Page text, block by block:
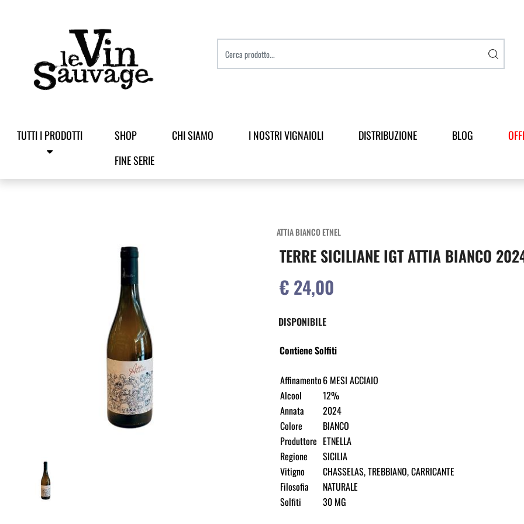
TUTTI I PRODOTTI SHOP CHI SIAMO I NOSTRI VIGNAIOLI DISTRIBUZIONE BLOG
FINE SERIE
ATTIA BIANCO ETNEL
TERRE SICILIANE IGT ATTIA BIANCO
€ 24,00
DISPONIBILE
Contiene Solfiti
Affinamento6 MESI ACCIAIO
Alcool
12%
Annata
2024
Colore
BIANCO
Produttore ETNELLA
Regione
SICILIA
Vitigno
CHASSELAS, TREBBIANO, CARRICANTE
Filosofia
NATURALE
Solfiti
30 MG